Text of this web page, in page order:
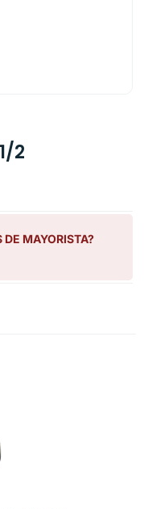
2
DE MAYORISTA?